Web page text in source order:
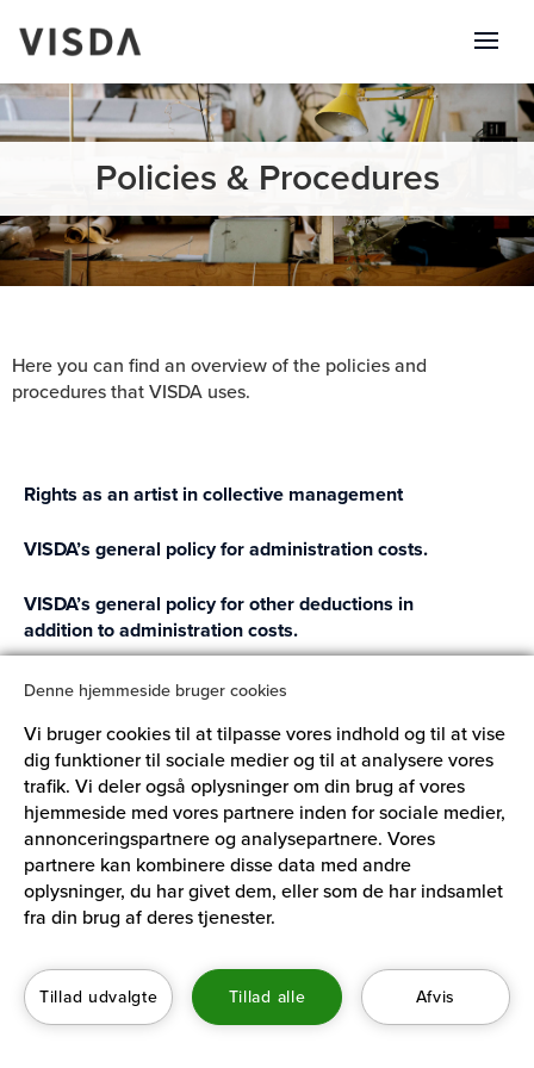
Policies & Procedures
Here you can find an overview of the policies and
procedures that VISDA uses.
Rights as an artist in collective management
VISDA’s general policy for administration costs.
VISDA’s general policy for other deductions in
addition to administration costs.
VISDA’s complaints handling procedure and
dispute resolution mechanisms.
CONTACT
2100 Copenhagen OE
Denmark
Denne hjemmeside bruger cookies
Vi bruger cookies til at tilpasse vores indhold og til at vise
dig funktioner til sociale medier og til at analysere vores
trafik. Vi deler også oplysninger om din brug af vores
hjemmeside med vores partnere inden for sociale medier,
annonceringspartnere og analysepartnere. Vores
partnere kan kombinere disse data med andre
oplysninger, du har givet dem, eller som de har indsamlet
fra din brug af deres tjenester.
Tillad udvalgte Tillad alle Afvis